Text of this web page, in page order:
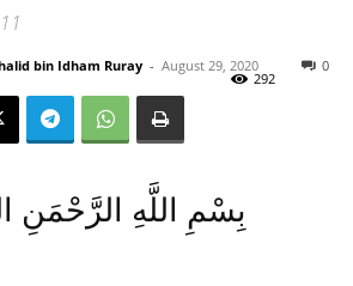
bin Idham Ruray - August 29, 2020 0
292
بِسْمِ اللَّهِ الرَّحْمَنِ